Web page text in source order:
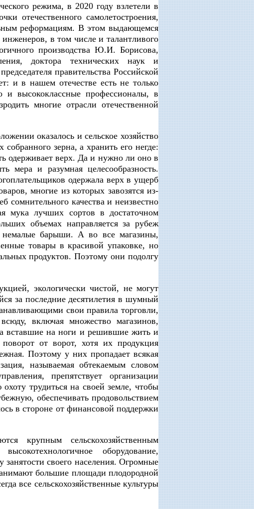
режима, в 2020 году взлетели в
отечественного самолетостроения,
реформациям. В этом выдающемся
в том числе и талантливого
производства Ю.И. Борисова,
доктора технических наук и
правительства Российской
и в нашем отечестве есть не только
и высококлассные профессионалы, в
многие отрасли отечественной
оказалось и сельское хозяйство
зерна, а хранить его негде:
одерживает верх. Да и нужно ли оно в
мера и разумная целесообразность.
одержала верх в ущерб
многие из которых завозятся из-
сомнительного качества и неизвестно
мука лучших сортов в достаточном
объемах направляется за рубеж
барыши. А во все магазины,
товары в красивой упаковке, но
продуктов. Поэтому они подолгу
экологически чистой, не могут
за последние десятилетия в шумный
свои правила торговли,
включая множество магазинов,
вставшие на ноги и решившие жить и
от ворот, хотя их продукция
Поэтому у них пропадает всякая
называемая обтекаемым словом
препятствует организации
трудиться на своей земле, чтобы
обеспечивать продовольствием
в стороне от финансовой поддержки
крупным сельскохозяйственным
оборудование,
занятости своего населения. Огромные
большие площади плодородной
все сельскохозяйственные культуры